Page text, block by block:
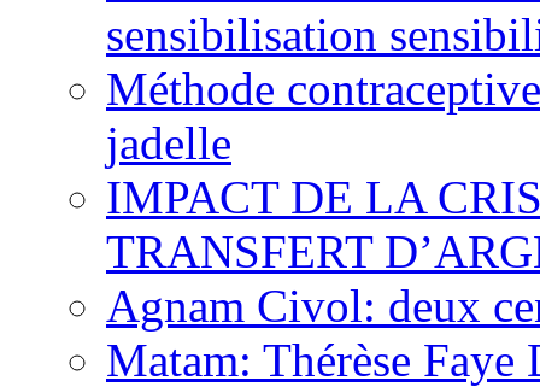
sensibilisation
Méthode
jadelle
IMPACT DE LA
TRANSFERT
Agnam Civol: deux
Matam: Thérèse